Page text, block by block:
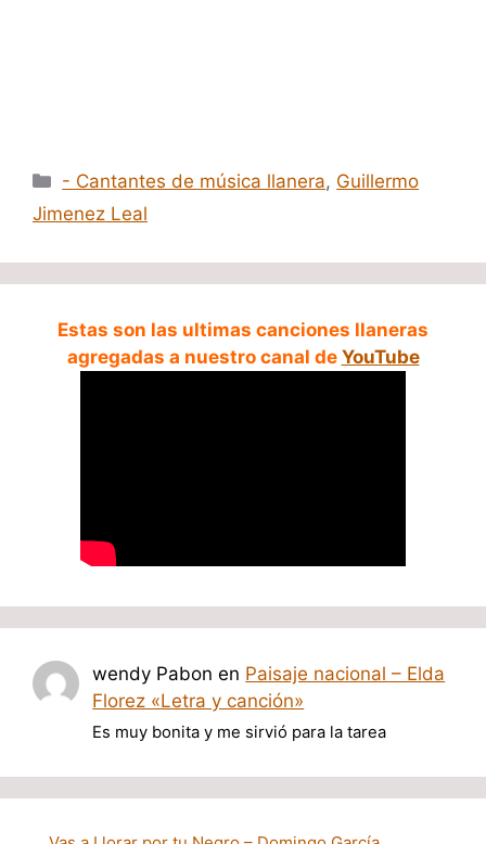
Categorías
- Cantantes de música llanera, Guillermo
Jimenez Leal
Estas son las ultimas canciones llaneras
agregadas a nuestro canal de YouTube
wendy Pabon en Paisaje nacional – Elda
Florez «Letra y canción»
Es muy bonita y me sirvió para la tarea